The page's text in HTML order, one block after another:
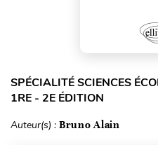
SPÉCIALITÉ SCIENCES
1RE - 2E ÉDITION
Auteur(s) : Bruno Alain